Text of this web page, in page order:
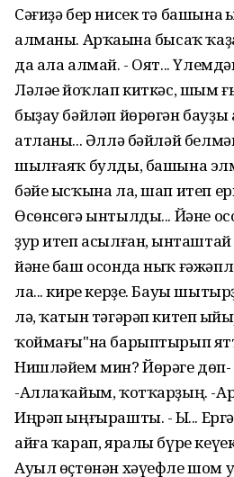
Сәғиҙә бер нисек тә башына
алманы. Арҡаһына бысаҡ
да ала алмай. - Оят...
Ләләһе йоҡлап киткәс, шым
быҙау бәйләп йөрөгән
атланы... Әллә бәйләй
шылғаяҡ булды, башына
бәйе ысҡына ла, шап итеп
Өсөнсөгә ынтылды... Йәне
ҙур итеп асылған,
йәне баш осонда ныҡ
ла... кире керҙе. Бауы
лә, ҡатын тәгәрәп китеп
ҡоймағы"на барыптырып
Нишләйем мин? Йөрәге дөп-
-Аллаҡайым, ҡотҡарҙың. -
Иңрәп ыңғырашты. - Ыһ...
айға ҡарап, яралы бүре
Ауыл өҫтөнән хәүефле шом